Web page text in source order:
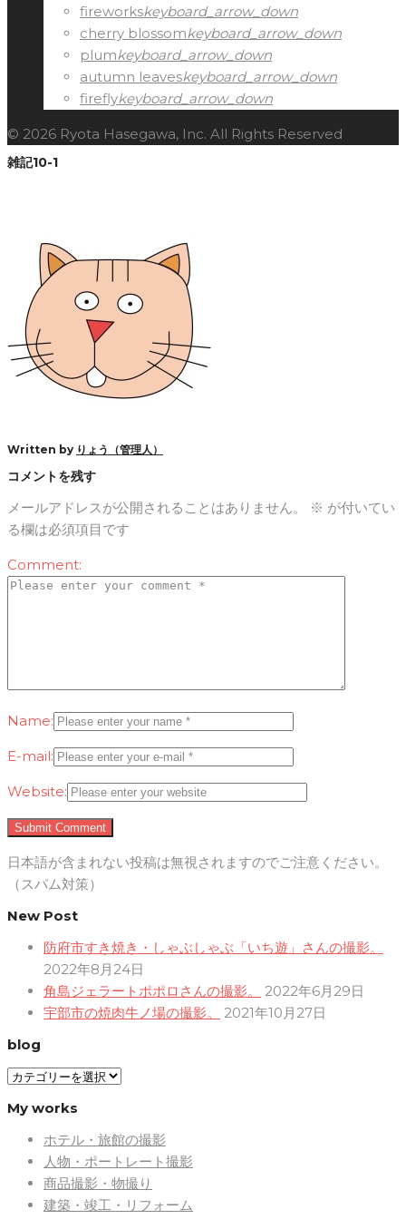
fireworkskeyboard_arrow_down
cherry blossomkeyboard_arrow_down
plumkeyboard_arrow_down
autumn leaveskeyboard_arrow_down
fireflykeyboard_arrow_down
© 2026 Ryota Hasegawa, Inc. All Rights Reserved
雑記10-1
Written by りょう（管理人）
コメントを残す
メールアドレスが公開されることはありません。 ※ が付いてい
る欄は必須項目です
Comment:
Name:
E-mail:
Website:
日本語が含まれない投稿は無視されますのでご注意ください。
（スパム対策）
New Post
防府市すき焼き・しゃぶしゃぶ「いち遊」さんの撮影。
2022年8月24日
角島ジェラートポポロさんの撮影。
2022年6月29日
宇部市の焼肉牛ノ場の撮影。
2021年10月27日
blog
blog
My works
ホテル・旅館の撮影
人物・ポートレート撮影
商品撮影・物撮り
建築・竣工・リフォーム